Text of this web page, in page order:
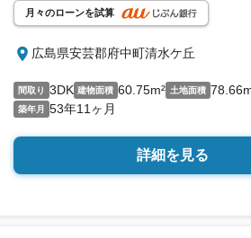
月々のローンを試算
広島県安芸郡府中町清水ケ丘
間取り 3DK 建物面積 60.75m² 土地面積
築年月 53年11ヶ月
詳細を見る